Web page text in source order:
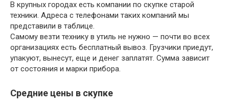
В крупных городах есть компании по скупке старой
техники. Адреса с телефонами таких компаний мы
представили в таблице.
Самому везти технику в утиль не нужно — почти во всех
организациях есть бесплатный вывоз. Грузчики приедут,
упакуют, вынесут, еще и денег заплатят. Сумма зависит
от состояния и марки прибора.
Средние цены в скупке